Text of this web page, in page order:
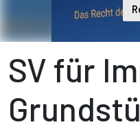
SV für